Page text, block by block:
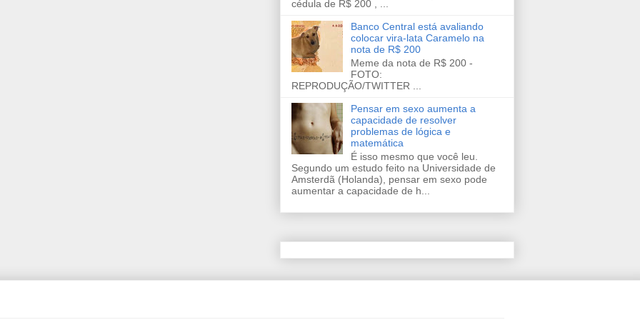
cédula de R$ 200 , ...
Banco Central está avaliando
colocar vira-lata Caramelo na
nota de R$ 200
Meme da nota de R$ 200 -
FOTO:
REPRODUÇÃO/TWITTER ...
Pensar em sexo aumenta a
capacidade de resolver
problemas de lógica e
matemática
É isso mesmo que você leu.
Segundo um estudo feito na Universidade de
Amsterdã (Holanda), pensar em sexo pode
aumentar a capacidade de h...